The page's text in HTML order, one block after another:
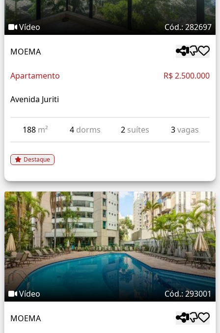
Vídeo Cód.: 282697
MOEMA
Apartamento R$ 2.500.000
Avenida Juriti
188 m² 4 dorms 2 suítes 3vagas
Destaque
Vídeo Cód.: 293001
MOEMA